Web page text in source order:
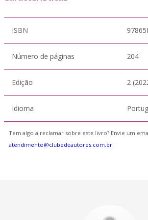
ISBN
Número de páginas 204
Edição 2
Idioma
Tem algo a reclamar sobre este livro? Envie um
atendimento@clubedeautores.com.br